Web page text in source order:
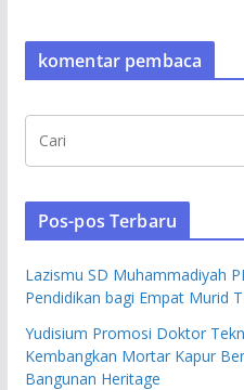
komentar pembaca
Pos-pos Terbaru
Lazismu SD Muhammadiyah
Pendidikan bagi Empat Murid
Yudisium Promosi Doktor
Kembangkan Mortar Kapur
Bangunan Heritage